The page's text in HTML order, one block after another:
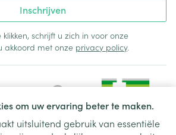
om uw ervaring beter te maken.
uitsluitend gebruik van essentiële
Inschrijven
schrijft u zich in voor onze
akkoord met onze privacy policy.